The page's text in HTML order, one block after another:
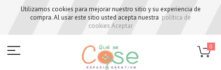
Utilizamos cookies para mejorar nuestro sitio y su experiencia de
compra. Al usar este sitio usted acepta nuestra política de
cookies Aceptar
to
Content
0